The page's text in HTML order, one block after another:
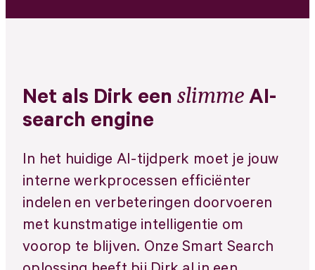
Net als Dirk een slimme AI-
search engine
In het huidige AI-tijdperk moet je jouw
interne werkprocessen efficiënter
indelen en verbeteringen doorvoeren
met kunstmatige intelligentie om
voorop te blijven. Onze Smart Search